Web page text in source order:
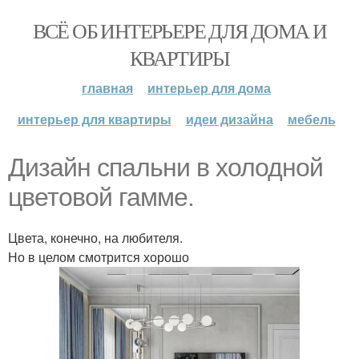
ВСЁ ОБ ИНТЕРЬЕРЕ ДЛЯ ДОМА И
КВАРТИРЫ
главная
интерьер для дома
интерьер для квартиры
идеи дизайна мебель
Дизайн спальни в холодной
цветовой гамме.
Цвета, конечно, на любителя.
Но в целом смотрится хорошо